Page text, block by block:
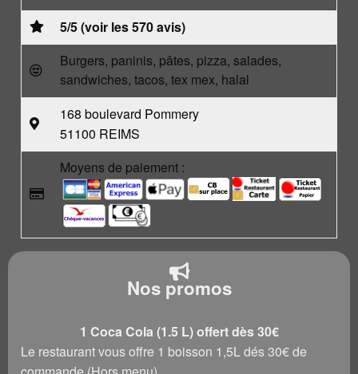
5/5 (voir les 570 avis)
Burgers, paninis, pâtes, pizza, salades,
sandwiches, tacos, tex mex, halal
168 boulevard Pommery
51100 REIMS
Moyens de paiement :
Nos promos
1 Coca Cola (1.5 L) offert dès 30€
Le restaurant vous offre 1 boisson 1,5L dés 30€ de